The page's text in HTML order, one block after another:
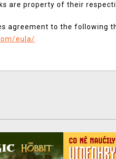
are property of their
agreement to the following
eula/